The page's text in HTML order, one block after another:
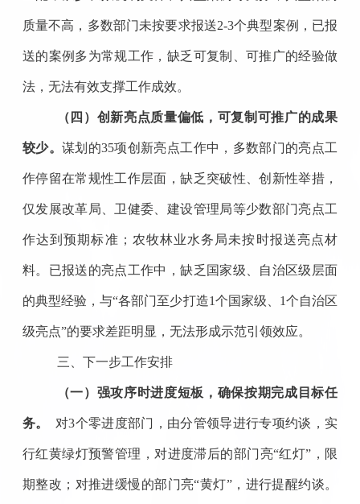
质量不高，多数部门未按要求报送2-3个典型案例 ， 已报
送的案例多为常规工作，缺乏可复制、可推广的经验做
法，无法有效支撑工作成效。
（四）创新亮点质量偏低，可复制可推广的成果
较少。 谋划的35项创新亮点工作中，多数部门的亮点工
作停留在常规性工作层面，缺乏突破性、创新性举措 ，
仅发展改革局、卫健委、建设管理局等少数部门亮点工
作达到预期标准；农牧林业水务局未按时报送亮点材
料。 已报送的亮点工作中，缺乏国家级、自治区级层面
的典型经验，与“各部门至少打造1个国家级、 1个自治区
级亮点”的要求差距明显，无法形成示范引领效应。
三、下一步工作安排
（一） 强攻序时进度短板，确保按期完成目标任
务。 对3个零进度部门 ， 由分管领导进行专项约谈，实
行红黄绿灯预警管理，对进度滞后的部门亮“红灯”，限
期整改；对推进缓慢的部门亮“黄灯”，进行提醒约谈。